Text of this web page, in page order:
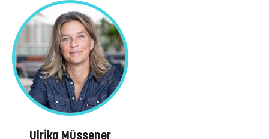
Ulrika Müssener